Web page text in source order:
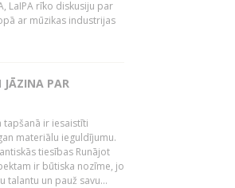
LaIPA rīko diskusiju par
ar mūzikas industrijas
JĀZINA PAR
tapšanā ir iesaistīti
materiālu ieguldījumu.
tiesības Runājot
ir būtiska nozīme, jo
talantu un pauž savu...